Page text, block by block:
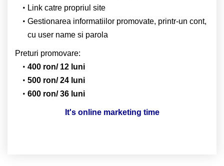
Link catre propriul site
Gestionarea informatiilor promovate, printr-un cont,
cu user name si parola
Preturi promovare:
400 ron/ 12 luni
500 ron/ 24 luni
600 ron/ 36 luni
It's online marketing time